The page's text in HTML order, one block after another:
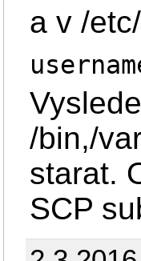
a v /
/bin,/
starat.
SCP